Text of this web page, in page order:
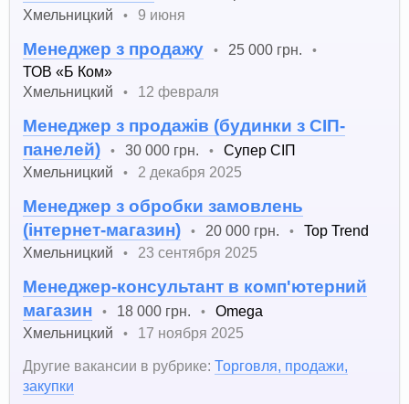
Хмельницкий
• 9 июня
Менеджер з продажу • 25 000 грн. •
ТОВ «Б Ком»
Хмельницкий
• 12 февраля
Менеджер з продажів (будинки з СІП-
панелей)
• 30 000 грн. •
Супер СІП
Хмельницкий
• 2 декабря 2025
Менеджер з обробки замовлень
(інтернет-магазин)
• 20 000 грн. •
Top Trend
Хмельницкий
• 23 сентября 2025
Менеджер-консультант в комп'ютерний
магазин
• 18 000 грн. •
Omega
Хмельницкий
•
17 ноября 2025
Другие вакансии в рубрике: Торговля, продажи,
закупки